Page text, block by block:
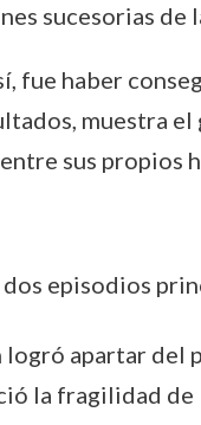
sucesorias de
fue haber
muestra
sus propios
episodios
logró apartar del
la fragilidad de